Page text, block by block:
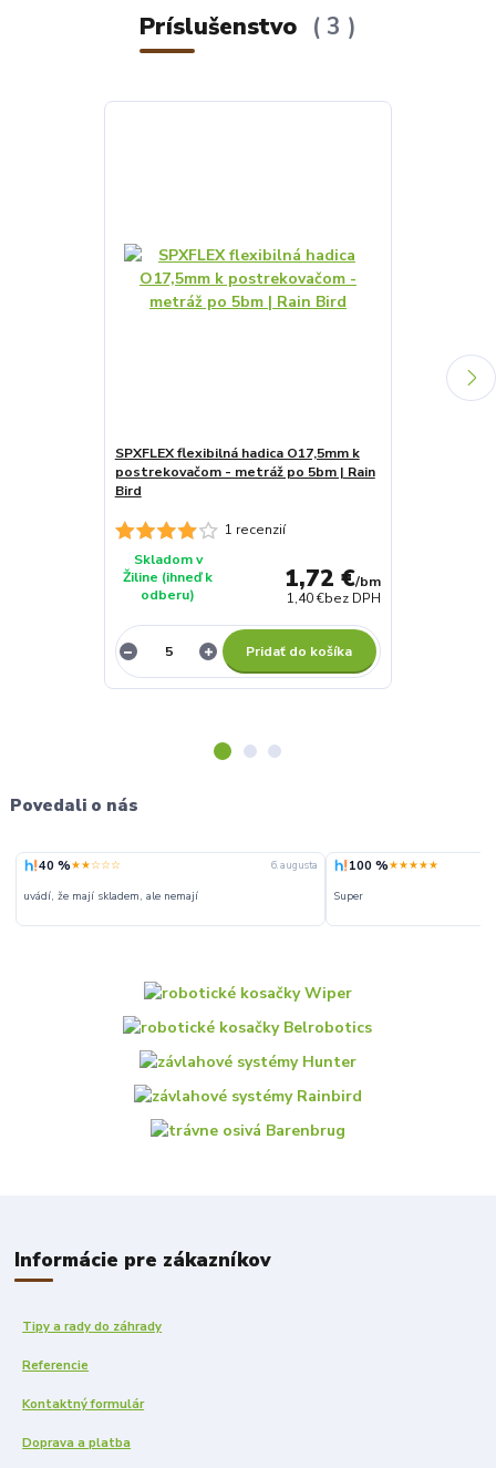
Príslušenstvo 3
1 recenzií
SPXFLEX flexibilná hadica O17,5mm k
postrekovačom - metráž po 5bm | Rain
Bird
1,72 €/bm
1,40 €bez DPH
Skladom v
Žiline (ihneď k
odberu)
Pridať do košíka
Povedali o nás
40 %★★☆☆☆ 6. augusta
uvádí, že mají skladem, ale nemají
100 %★★★★★
Super
Informácie pre zákazníkov
Tipy a rady do záhrady
Referencie
Kontaktný formulár
Doprava a platba